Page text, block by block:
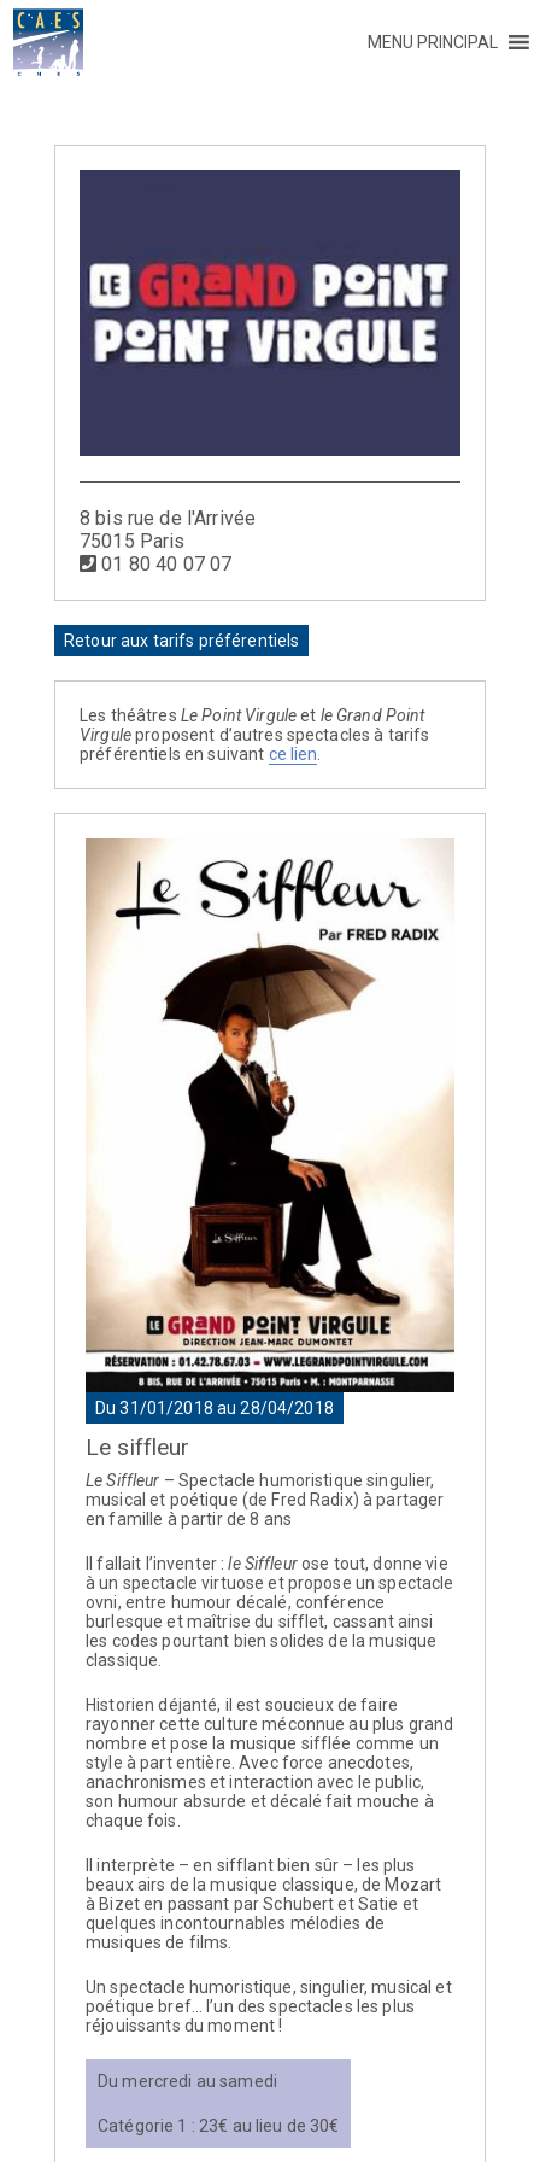
MENU PRINCIPAL
8 bis rue de l'Arrivée
75015 Paris
01 80 40 07 07
Retour aux tarifs préférentiels
Les théâtres Le Point Virguleet le Grand Point
Virguleproposent d’autres spectacles à tarifs
préférentiels en suivant ce lien
Du 31/01/2018 au 28/04/2018
Le siffleur
Le Siffleur – Spectacle humoristique singulier,
musical et poétique (de Fred Radix) à partager
en famille à partir de 8 ans
Il fallait l’inventer :le Siffleurose tout, donne vie
à un spectacle virtuose et propose un spectacle
ovni, entre humour décalé, conférence
burlesque et maîtrise du sifflet, cassant ainsi
les codes pourtant bien solides de la musique
classique.
Historien déjanté, il est soucieux de faire
rayonner cette culture méconnue au plus grand
nombre et pose la musique sifflée comme un
style à part entière. Avec force anecdotes,
anachronismes et interaction avec le public,
son humour absurde et décalé fait mouche à
chaque fois.
Il interprète – en sifflant bien sûr – les plus
beaux airs de la musique classique, de Mozart
à Bizet en passant par Schubert et Satie et
quelques incontournables mélodies de
musiques de films.
Un spectacle humoristique, singulier, musical et
poétique bref… l’un des spectacles les plus
réjouissants du moment !
Du mercredi au samedi
Catégorie 1 : 23€ au lieu de 30€